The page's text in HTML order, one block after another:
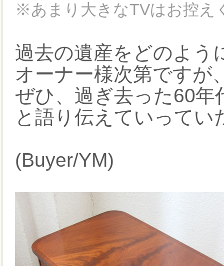
※あまり大きなTVはお控え
過去の遺産をどのよう
オーナー様次第ですが
ぜひ、過ぎ去った60
と語り伝えていって
(Buyer/YM)